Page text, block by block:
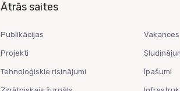
Ātrās saites
Publikācijas
Projekti
Tehnoloģiskie risinājumi
Vakances
Īpašumi